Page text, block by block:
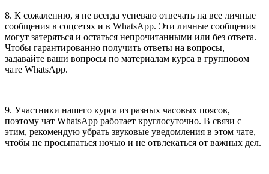
8. К сожалению, я не всегда успеваю отвечать на все личные
сообщения в соцсетях и в WhatsApp. Эти личные сообщения
могут затеряться и остаться непрочитанными или без ответа.
Чтобы гарантированно получить ответы на вопросы,
задавайте ваши вопросы по материалам курса в групповом
чате WhatsApp.
9. Участники нашего курса из разных часовых поясов,
поэтому чат WhatsApp работает круглосуточно. В связи с
этим, рекомендую убрать звуковые уведомления в этом чате,
чтобы не просыпаться ночью и не отвлекаться от важных дел.